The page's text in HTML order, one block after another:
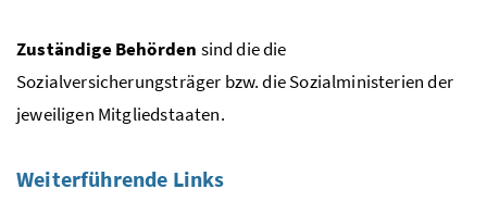
Zuständige Behörden sind die die
Sozialversicherungsträger bzw.die Sozialministerien der
jeweiligen Mitgliedstaaten.
Weiterführende Links